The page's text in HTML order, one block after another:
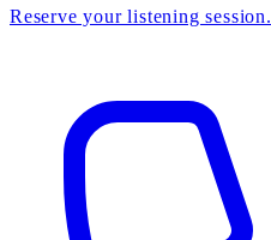
Reserve your listening session.